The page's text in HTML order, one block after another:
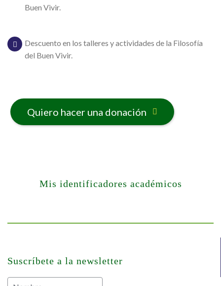
Buen Vivir.
Descuento en los talleres y actividades de la Filosofía
del Buen Vivir.
Quiero hacer una donación
Mis identificadores académicos
Suscríbete a la newsletter